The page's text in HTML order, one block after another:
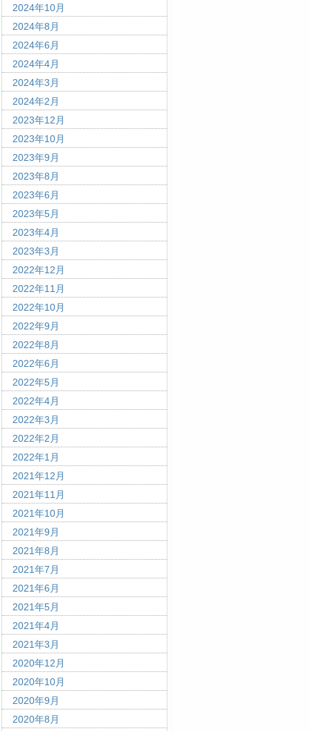
2024年10月
2024年8月
2024年6月
2024年4月
2024年3月
2024年2月
2023年12月
2023年10月
2023年9月
2023年8月
2023年6月
2023年5月
2023年4月
2023年3月
2022年12月
2022年11月
2022年10月
2022年9月
2022年8月
2022年6月
2022年5月
2022年4月
2022年3月
2022年2月
2022年1月
2021年12月
2021年11月
2021年10月
2021年9月
2021年8月
2021年7月
2021年6月
2021年5月
2021年4月
2021年3月
2020年12月
2020年10月
2020年9月
2020年8月